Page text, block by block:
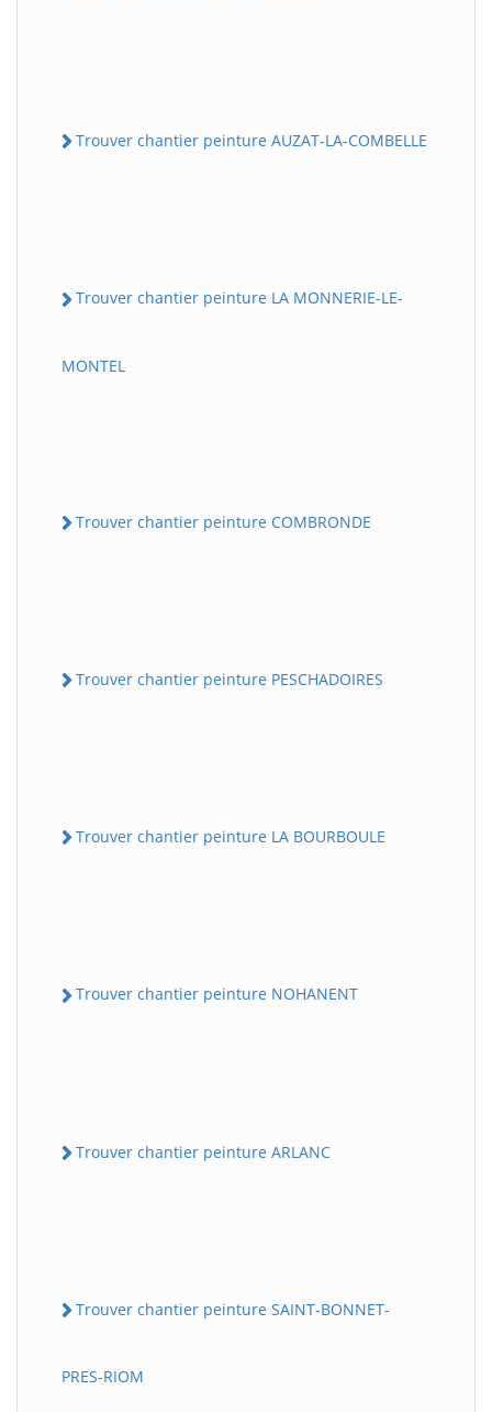
Trouver chantier peinture AUZAT-LA-COMBELLE
Trouver chantier peinture LA MONNERIE-LE-
MONTEL
Trouver chantier peinture COMBRONDE
Trouver chantier peinture PESCHADOIRES
Trouver chantier peinture LA BOURBOULE
Trouver chantier peinture NOHANENT
Trouver chantier peinture ARLANC
Trouver chantier peinture SAINT-BONNET-
PRES-RIOM